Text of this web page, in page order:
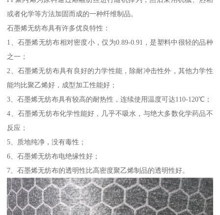
或者化学等方法加固而成的一种纤维制品。
石墨烯无纺布具有许多优良特性：
1、石墨烯无纺布相对密度小，仅为0.89-0.91，是塑料中很轻的品种
之一；
2、石墨烯无纺布具有良好的力学性能，除耐冲击性外，其他力学性
能均比聚乙烯好，成型加工性能好；
3、石墨烯无纺布具有较高的耐热性，连续使用温度可达110-120℃；
4、石墨烯无纺布化学性能好，几乎不吸水，与绝大多数化学药品不
反应；
5、质地纯净，没有毒性；
6、石墨烯无纺布电绝缘性好；
7、石墨烯无纺布的透明性比高密度聚乙烯制品的透明性好。